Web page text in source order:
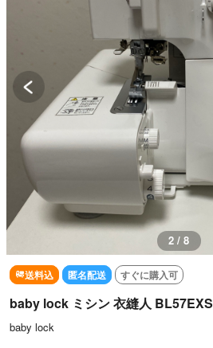
2 / 8
送料込 匿名配送 すぐに購入可
baby lock ミシン 衣縫人 BL57EXS
baby lock